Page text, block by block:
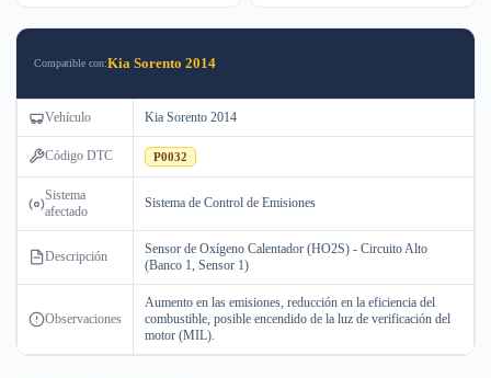
Compatible con:Kia Sorento 2014
Vehículo Kia Sorento 2014
Código DTC P0032
Sistema
afectado
Sistema de Control de Emisiones
Descripción
Sensor de Oxígeno Calentador (HO2S) - Circuito Alto
(Banco 1, Sensor 1)
Observaciones
Aumento en las emisiones, reducción en la eficiencia del
combustible, posible encendido de la luz de verificación del
motor (MIL).